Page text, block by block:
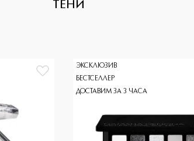
ТЕНИ
ЭКСКЛЮЗИВ
БЕСТСЕЛЛЕР
ДОСТАВИМ ЗА 3 ЧАСА